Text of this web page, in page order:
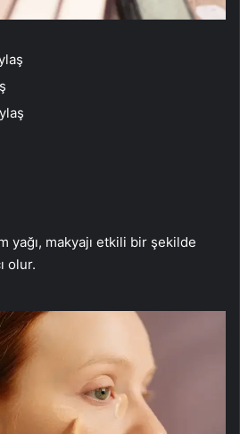
yağı, makyajı etkili bir şekilde
olur.